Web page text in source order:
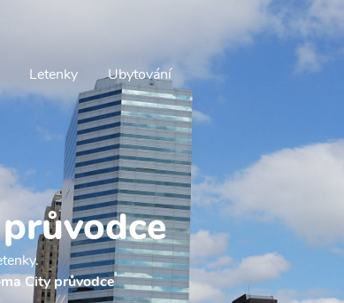
Letenky Ubytování
City průvodce